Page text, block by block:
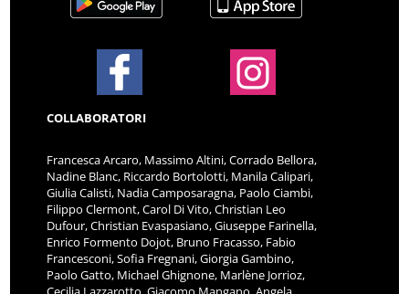
COLLABORATORI
Francesca Arcaro, Massimo Altini, Corrado Bellora,
Nadine Blanc, Riccardo Bortolotti, Manila Calipari,
Giulia Calisti, Nadia Camposaragna, Paolo Ciambi,
Filippo Clermont, Carol Di Vito, Christian Leo
Dufour, Christian Evaspasiano, Giuseppe Farinella,
Enrico Formento Dojot, Bruno Fracasso, Fabio
Francesconi, Sofia Fregnani, Giorgia Gambino,
Paolo Gatto, Michael Ghignone, Marlène Jorrioz,